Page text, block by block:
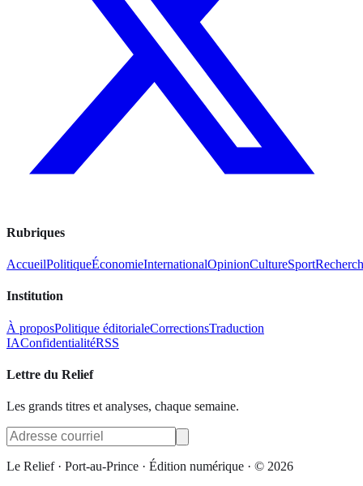
Rubriques
AccueilPolitiqueÉconomieInternationalOpinionCultureSport
Institution
À proposPolitique éditorialeCorrectionsTraduction
IAConfidentialitéRSS
Lettre du Relief
Les grands titres et analyses, chaque semaine.
Le Relief· Port-au-Prince · Édition numérique · © 2026